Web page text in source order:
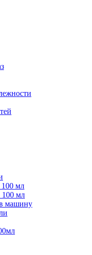
мл
100 мл
машину